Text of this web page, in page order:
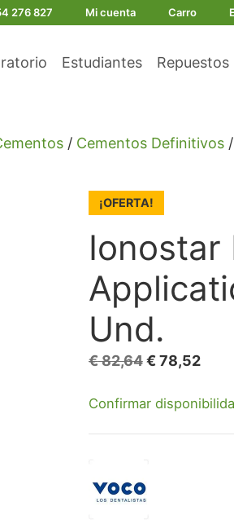
276 827 Mi cuenta Carro
Estudiantes Repuestos
/ Cementos Definitivos
¡OFERTA!
Ionostar
Und.
€82,64 El
original
€ 78,52El
Confirmar